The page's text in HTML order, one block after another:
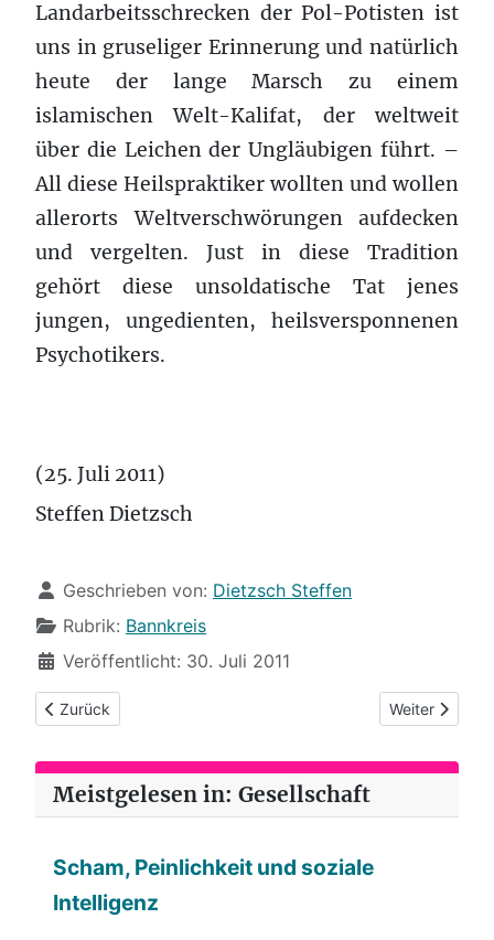
Landarbeitsschrecken der Pol-Potisten ist
uns in gruseliger Erinnerung und natürlich
heute der lange Marsch zu einem
islamischen Welt-Kalifat, der weltweit
über die Leichen der Ungläubigen führt. –
All diese Heilspraktiker wollten und wollen
allerorts Weltverschwörungen aufdecken
und vergelten. Just in diese Tradition
gehört diese unsoldatische Tat jenes
jungen, ungedienten, heilsversponnenen
Psychotikers.
(25. Juli 2011)
Steffen Dietzsch
DetailsGeschrieben von: Dietzsch Steffen
Rubrik: Bannkreis
Veröffentlicht: 30. Juli 2011
Vorheriger Beitrag: Bannkreis (37): Das Geibel-Syndrom
Zurück Nächster
Weiter
Meistgelesen in: Gesellschaft
Scham, Peinlichkeit und soziale
Intelligenz